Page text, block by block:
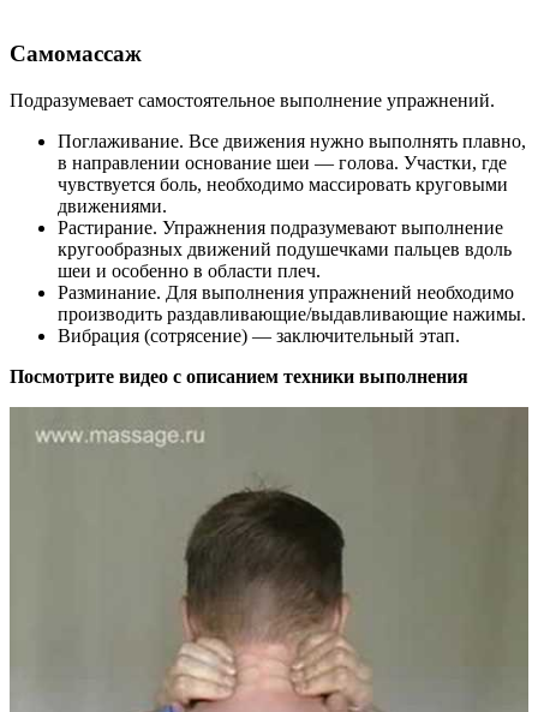
Самомассаж
Подразумевает самостоятельное выполнение упражнений.
Поглаживание. Все движения нужно выполнять плавно,
в направлении основание шеи — голова. Участки, где
чувствуется боль, необходимо массировать круговыми
движениями.
Растирание. Упражнения подразумевают выполнение
кругообразных движений подушечками пальцев вдоль
шеи и особенно в области плеч.
Разминание. Для выполнения упражнений необходимо
производить раздавливающие/выдавливающие нажимы.
Вибрация (сотрясение) — заключительный этап.
Посмотрите видео с описанием техники выполнения